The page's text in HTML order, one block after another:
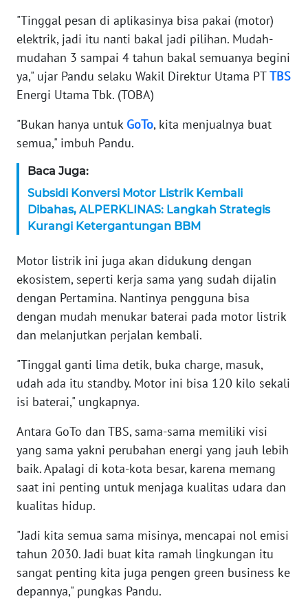
"Tinggal pesan di aplikasinya bisa pakai (motor)
elektrik, jadi itu nanti bakal jadi pilihan. Mudah-
mudahan 3 sampai 4 tahun bakal semuanya begini
ya," ujar Pandu selaku Wakil Direktur Utama PTTBS
Energi Utama Tbk. (TOBA)
"Bukan hanya untuk GoTo, kita menjualnya buat
semua," imbuh Pandu.
Baca Juga:
Subsidi Konversi Motor Listrik Kembali
Dibahas, ALPERKLINAS: Langkah Strategis
Kurangi Ketergantungan BBM
Motor listrik ini juga akan didukung dengan
ekosistem, seperti kerja sama yang sudah dijalin
dengan Pertamina. Nantinya pengguna bisa
dengan mudah menukar baterai pada motor listrik
dan melanjutkan perjalan kembali.
"Tinggal ganti lima detik, buka charge, masuk,
udah ada itu standby. Motor ini bisa 120 kilo sekali
isi baterai," ungkapnya.
Antara GoTo dan TBS, sama-sama memiliki visi
yang sama yakni perubahan energi yang jauh lebih
baik. Apalagi di kota-kota besar, karena memang
saat ini penting untuk menjaga kualitas udara dan
kualitas hidup.
"Jadi kita semua sama misinya, mencapai nol emisi
tahun 2030. Jadi buat kita ramah lingkungan itu
sangat penting kita juga pengen green business ke
depannya," pungkas Pandu.
WN
JAKARTA
JABAR
BANTEN
WN
WN
PAPUA
WN
PAPUA
WN
RIAU
WN
SERAMBI
WN
JAMBI
WN
SULTRA
WN